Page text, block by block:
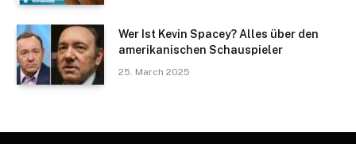
Wer Ist Kevin Spacey? Alles über den
amerikanischen Schauspieler
25. March 2025